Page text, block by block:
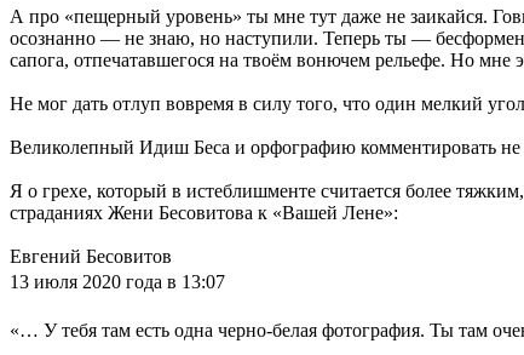
А про «пещерный уровень» ты мне тут даже не заикайся.
осознанно — не знаю, но наступили. Теперь ты —
сапога, отпечатавшегося на твоём вонючем рельефе. Но мне
Не мог дать отлуп вовремя в силу того, что один мелкий
Великолепный Идиш Беса и орфографию комментировать
Я о грехе, который в истеблишменте считается более
страданиях Жени Бесовитова к «Вашей Лене»:
Евгений Бесовитов
13 июля 2020 года в 13:07
«… У тебя там есть одна черно-белая фотография. Ты там